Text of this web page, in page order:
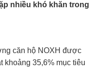
nhiều khó khăn trong
căn hộ NOXH được
khoảng 35,6% mục tiêu